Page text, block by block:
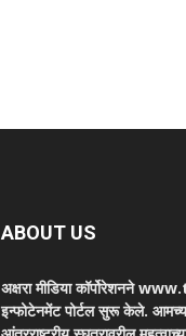
ABOUT US
अक्षरा मीडिया कॉर्पोरेशनने
इन्फोटेनमेंट पोर्टल सुरू केले.